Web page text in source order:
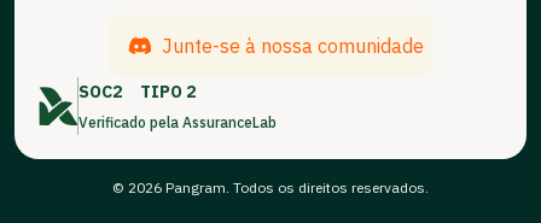
SOC2 TIPO 2
Verificado pela AssuranceLab
Junte-se à nossa comunidade
© 2026 Pangram. Todos os direitos reservados.